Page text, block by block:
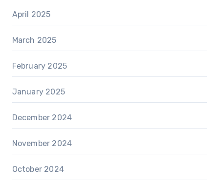
April 2025
March 2025
February 2025
January 2025
December 2024
November 2024
October 2024